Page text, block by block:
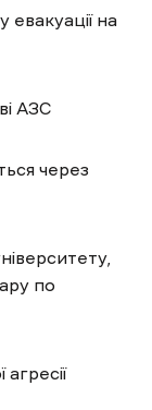
евакуації на
АЗС
через
по